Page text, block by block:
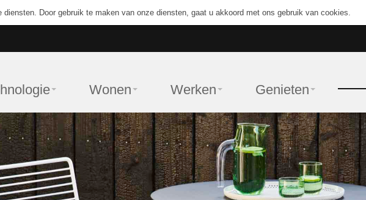
Door gebruik te maken van onze diensten, gaat u akkoord met ons gebruik van cookies.
Wonen Werken Genieten